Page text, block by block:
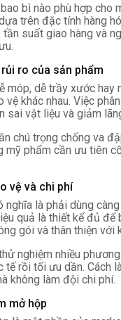
bì nào phù hợp cho
trên đặc tính hàng
suất giao hàng và
ro của sản phẩm
móp, dễ trầy xước hay
vệ khác nhau. Việc
sai vật liệu và giảm
chú trọng chống va
mỹ phẩm cần ưu tiên
vệ và chi phí
nghĩa là phải dùng
quả là thiết kế đủ để
gói và thân thiện với
nghiệm nhiều
rồi tối ưu dần. Cách
không làm đội chi phí.
mở hộp